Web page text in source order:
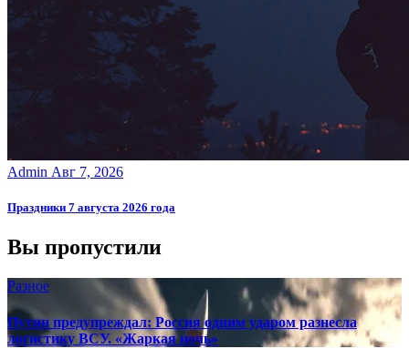
Admin Авг 7, 2026
Праздники 7 августа 2026 года
Вы пропустили
Разное
Путин предупреждал: Россия одним ударом разнесла
логистику ВСУ. «Жаркая ночь»